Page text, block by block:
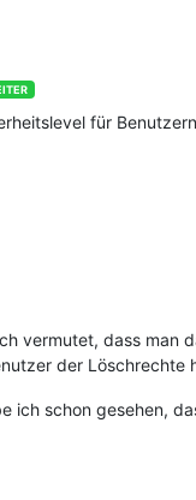
für
vermutet, dass man
der
ich schon gesehen,